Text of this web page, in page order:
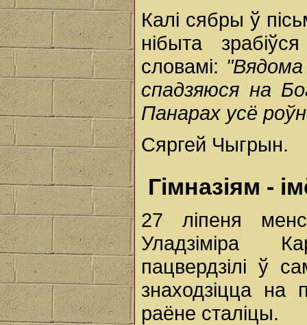
Калі сябры ў
нібыта
словамі: "Вядома
спадзяюся на
Панарах усё
Сяргей Чыгрын.
Гімназіям -
27 ліпеня
Уладзіміра
пацвердзілі ў
знаходзіцца на
раёне сталіцы.